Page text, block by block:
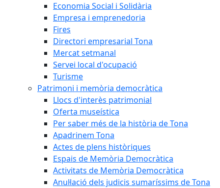
Economia Social i Solidària
Empresa i emprenedoria
Fires
Directori empresarial Tona
Mercat setmanal
Servei local d'ocupació
Turisme
Patrimoni i memòria democràtica
Llocs d'interès patrimonial
Oferta museística
Per saber més de la història de Tona
Apadrinem Tona
Actes de plens històriques
Espais de Memòria Democràtica
Activitats de Memòria Democràtica
Anul·lació dels judicis sumaríssims de Tona